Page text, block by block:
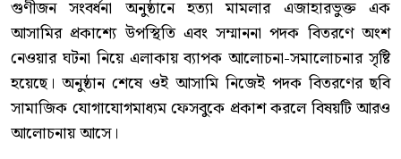
গুণীজন সংবর্ধনা অনুষ্ঠানে হত্যা মামলার এজাহারভুক্ত এক
আসামির প্রকাশ্যে উপস্থিতি এবং সম্মাননা পদক বিতরণে অংশ
নেওয়ার ঘটনা নিয়ে এলাকায় ব্যাপক আলোচনা-সমালোচনার সৃষ্টি
হয়েছে। অনুষ্ঠান শেষে ওই আসামি নিজেই পদক বিতরণের ছবি
সামাজিক যোগাযোগমাধ্যম ফেসবুকে প্রকাশ করলে বিষয়টি আরও
আলোচনায় আসে।